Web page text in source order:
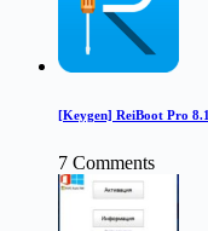
[Keygen] ReiBoot Pro
7 Comments